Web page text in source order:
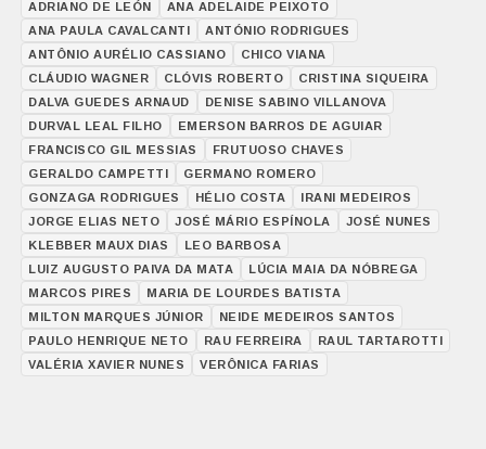
ADRIANO DE LEÓN
ANA ADELAIDE PEIXOTO
ANA PAULA CAVALCANTI
ANTÓNIO RODRIGUES
ANTÔNIO AURÉLIO CASSIANO
CHICO VIANA
CLÁUDIO WAGNER
CLÓVIS ROBERTO
CRISTINA SIQUEIRA
DALVA GUEDES ARNAUD
DENISE SABINO VILLANOVA
DURVAL LEAL FILHO
EMERSON BARROS DE AGUIAR
FRANCISCO GIL MESSIAS
FRUTUOSO CHAVES
GERALDO CAMPETTI
GERMANO ROMERO
GONZAGA RODRIGUES
HÉLIO COSTA
IRANI MEDEIROS
JORGE ELIAS NETO
JOSÉ MÁRIO ESPÍNOLA
JOSÉ NUNES
KLEBBER MAUX DIAS
LEO BARBOSA
LUIZ AUGUSTO PAIVA DA MATA
LÚCIA MAIA DA NÓBREGA
MARCOS PIRES
MARIA DE LOURDES BATISTA
MILTON MARQUES JÚNIOR
NEIDE MEDEIROS SANTOS
PAULO HENRIQUE NETO
RAU FERREIRA
RAUL TARTAROTTI
VALÉRIA XAVIER NUNES
VERÔNICA FARIAS